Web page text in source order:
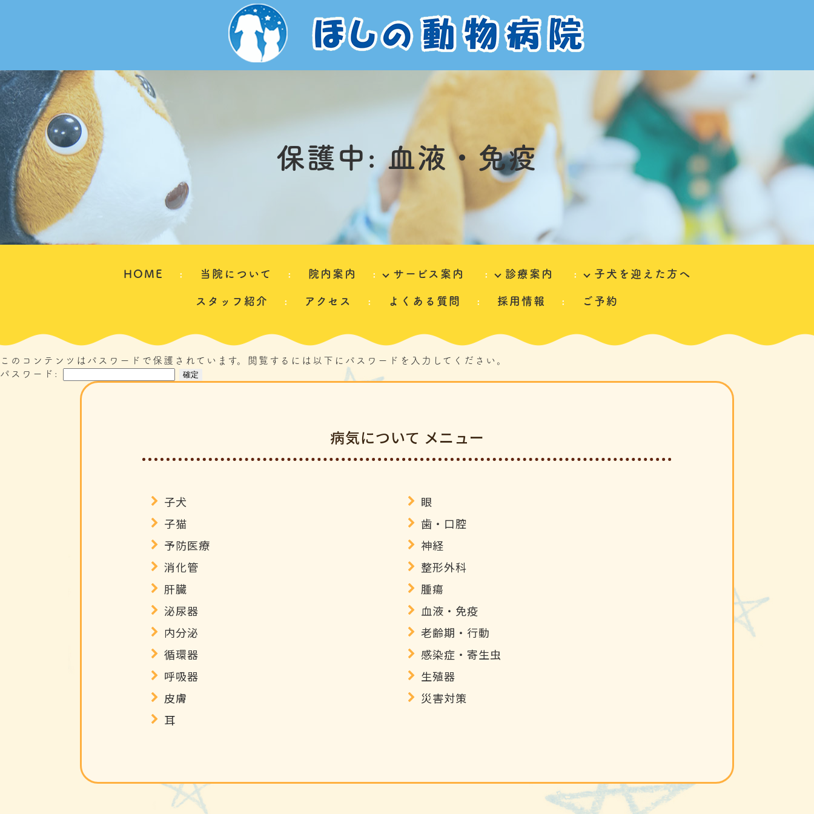
保護中: 血液・免疫
HOME 当院について 院内案内 サービス案内 診療案内 子犬を迎えた方へ
スタッフ紹介 アクセス よくある質問 採用情報 ご予約
このコンテンツはパスワードで保護されています。閲覧するには以下にパスワードを入力してください。
パスワード:
病気について メニュー
子犬
子猫
予防医療
消化管
肝臓
泌尿器
内分泌
循環器
呼吸器
皮膚
耳
眼
歯・口腔
神経
整形外科
腫瘍
血液・免疫
老齢期・行動
感染症・寄生虫
生殖器
災害対策